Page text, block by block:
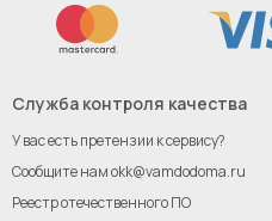
Служба контроля качества
У вас есть претензии к сервису?
Сообщите намokk@vamdodoma.ru
Реестр отечественного ПО